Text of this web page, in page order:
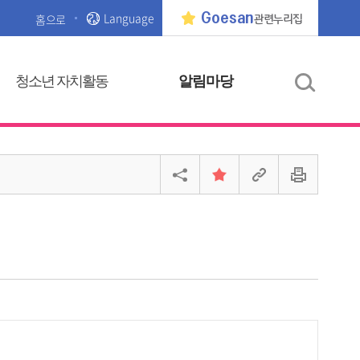
홈으로 Language Goesan관련누리집
청소년 자치활동 알림마당